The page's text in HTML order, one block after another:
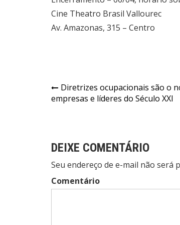
Cine Theatro Brasil Vallourec
Av. Amazonas, 315 – Centro
Navegação
de
Diretrizes ocupacionais são o
empresas e líderes do Século XXI
DEIXE COMENTÁRIO
Seu endereço de e-mail não será
Comentário